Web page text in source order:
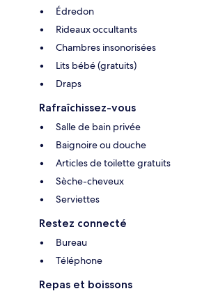
Édredon
Rideaux occultants
Chambres insonorisées
Lits bébé (gratuits)
Draps
Rafraîchissez-vous
Salle de bain privée
Baignoire ou douche
Articles de toilette gratuits
Sèche-cheveux
Serviettes
Restez connecté
Bureau
Téléphone
Repas et boissons